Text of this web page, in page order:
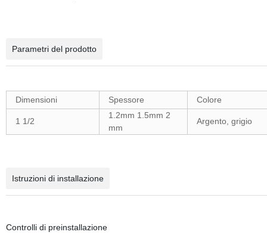
Parametri del prodotto
Dimensioni Spessore Colore
1 1/2
1.2mm 1.5mm 2
mm
Argento, grigio
Istruzioni di installazione
Controlli di preinstallazione